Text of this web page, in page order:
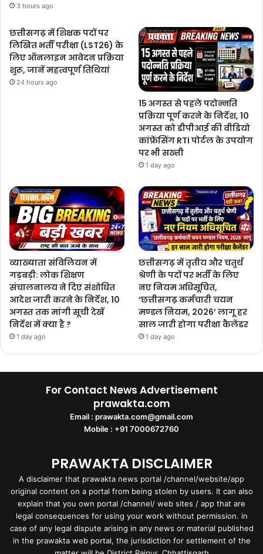
3 hours ago
छत्तीसगढ़ में शिक्षक पदों पर
लिखित भर्ती परीक्षा (LST26) के
लिए ऑनलाइन आवेदन प्रक्रिया
शुरू, जानें महत्वपूर्ण तिथियां
24 hours ago
15 अगस्त से पहले पदोन्नति
प्रक्रिया पूर्ण करने के निर्देश, 10
अगस्त को डीपीआई की वीडियो
कांफ्रेंसिंग RTI पोर्टल के उपयोग
पर भी सख्ती
1 day ago
​
व्याख्याता संविलियन में
गड़बड़ी: लोक शिक्षण
संचालनालय ने दिए संशोधित
आदेश जारी करने के निर्देश, 10
अगस्त तक मांगी सूची देखें
निर्देश में क्या है ?
1 day ago
छत्तीसगढ़ में तृतीय और चतुर्थ
श्रेणी के पदों पर भर्ती के लिए
नए नियम अधिसूचित,
‘छत्तीसगढ़ कर्मचारी चयन
मण्डल नियम, 2026’ लागू हर
साल जारी होगा परीक्षा कैलेंडर
1 day ago
For Contact News Advertisement
prawakta.com
Email : prawakta.com@gmail.com
Mobile : +91 7000672760
PRAWAKTA DISCLAIMER
A disclaimer that prawakta news portal /channel/website/app
original content on a portal from being stolen by users. It can also
explain that you own portal /channel/ web sites / app that are
legal consequences for using your work without permission. in
case of any legal dispute arising in any news or material published
in the prawakta web portal, the jurisdiction for settlement of the